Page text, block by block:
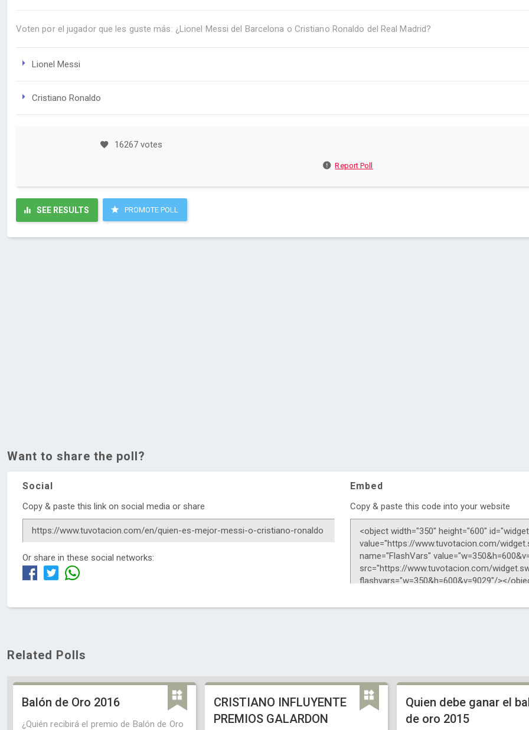
Voten por el jugador que les guste más: ¿Lionel Messi del Barcelona o Cristiano Ronaldo del Real Madrid?
Lionel Messi
Cristiano Ronaldo
16267 votes
Report Poll
SEE RESULTS PROMOTE POLL
Want to share the poll?
Social Embed
Copy & paste this link on social media or share
Or share in these social networks:
Copy & paste this code into your website
Related Polls
Balón de Oro 2016
¿Quién recibirá el premio de Balón de Oro
CRISTIANO INFLUYENTE
PREMIOS GALARDON
Quien debe ganar el
de oro 2015